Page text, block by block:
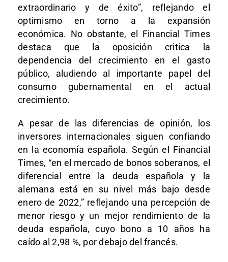
extraordinario y de éxito”, reflejando el
optimismo en torno a la expansión
económica. No obstante, el Financial Times
destaca que la oposición critica la
dependencia del crecimiento en el gasto
público, aludiendo al importante papel del
consumo gubernamental en el actual
crecimiento.
A pesar de las diferencias de opinión, los
inversores internacionales siguen confiando
en la economía española. Según el Financial
Times, “en el mercado de bonos soberanos, el
diferencial entre la deuda española y la
alemana está en su nivel más bajo desde
enero de 2022,” reflejando una percepción de
menor riesgo y un mejor rendimiento de la
deuda española, cuyo bono a 10 años ha
caído al 2,98 %, por debajo del francés.